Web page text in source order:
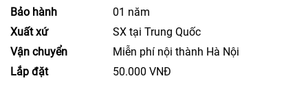
Bảo hành
01 năm
Xuất xứ
SX tại Trung Quốc
Vận chuyển
Miễn phí nội thành Hà Nội
Lắp đặt
50.000 VNĐ